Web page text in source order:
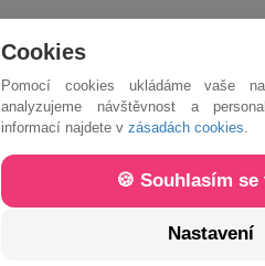
Cookies
Pomocí cookies ukládáme vaše
analyzujeme návštěvnost a
informací najdete v zásadách cookies.
🍪 Souhlasím se
Nastavení